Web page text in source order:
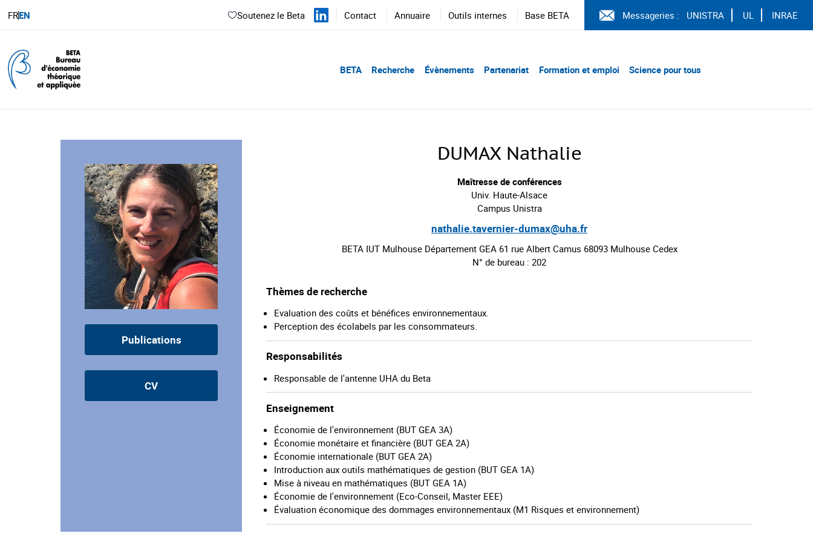
FREN Soutenez le Beta Contact Annuaire Outils internes Base BETA Messageries : UNISTRA UL INRAE
BETA Recherche Évènements Partenariat Formation et emploi Science pour tous
Publications
CV
DUMAX Nathalie
Maîtresse de conférences
Univ. Haute-Alsace
Campus Unistra
nathalie.tavernier-dumax@uha.fr
BETA IUT Mulhouse Département GEA 61 rue Albert Camus 68093 Mulhouse Cedex
N° de bureau : 202
Thèmes de recherche
Evaluation des coûts et bénéfices environnementaux.
Perception des écolabels par les consommateurs.
Responsabilités
Responsable de l'antenne UHA du Beta
Enseignement
Économie de l'environnement (BUT GEA 3A)
Économie monétaire et financière (BUT GEA 2A)
Économie internationale (BUT GEA 2A)
Introduction aux outils mathématiques de gestion (BUT GEA 1A)
Mise à niveau en mathématiques (BUT GEA 1A)
Économie de l'environnement (Eco-Conseil, Master EEE)
Évaluation économique des dommages environnementaux (M1 Risques et environnement)